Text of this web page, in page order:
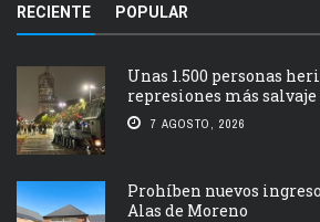
RECIENTE POPULAR
Unas 1.500 personas
represiones más
7 AGOSTO, 2026
Prohíben nuevos
Alas de Moreno